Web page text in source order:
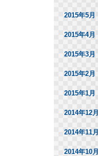
2015年5月
2015年4月
2015年3月
2015年2月
2015年1月
2014年12月
2014年11月
2014年10月